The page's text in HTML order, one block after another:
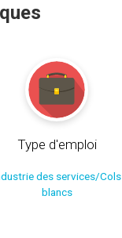
Type d'emploi
des services/Cols
blancs